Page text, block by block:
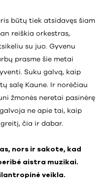
būtų tiek atsidavęs šiam
reiškia orkestras,
su juo. Gyvenu
prasme šie metai
Suku galvą, kaip
salę Kaune. Ir norėčiau
žmonės neretai pasinėrę
ne apie tai, kaip
čia ir dabar.
nors ir sakote, kad
aistra muzikai.
veikla.